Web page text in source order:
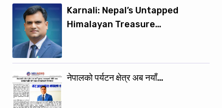
Karnali: Nepal’s Untapped
Himalayan Treasure…
नेपालको पर्यटन क्षेत्र अब नयाँ…